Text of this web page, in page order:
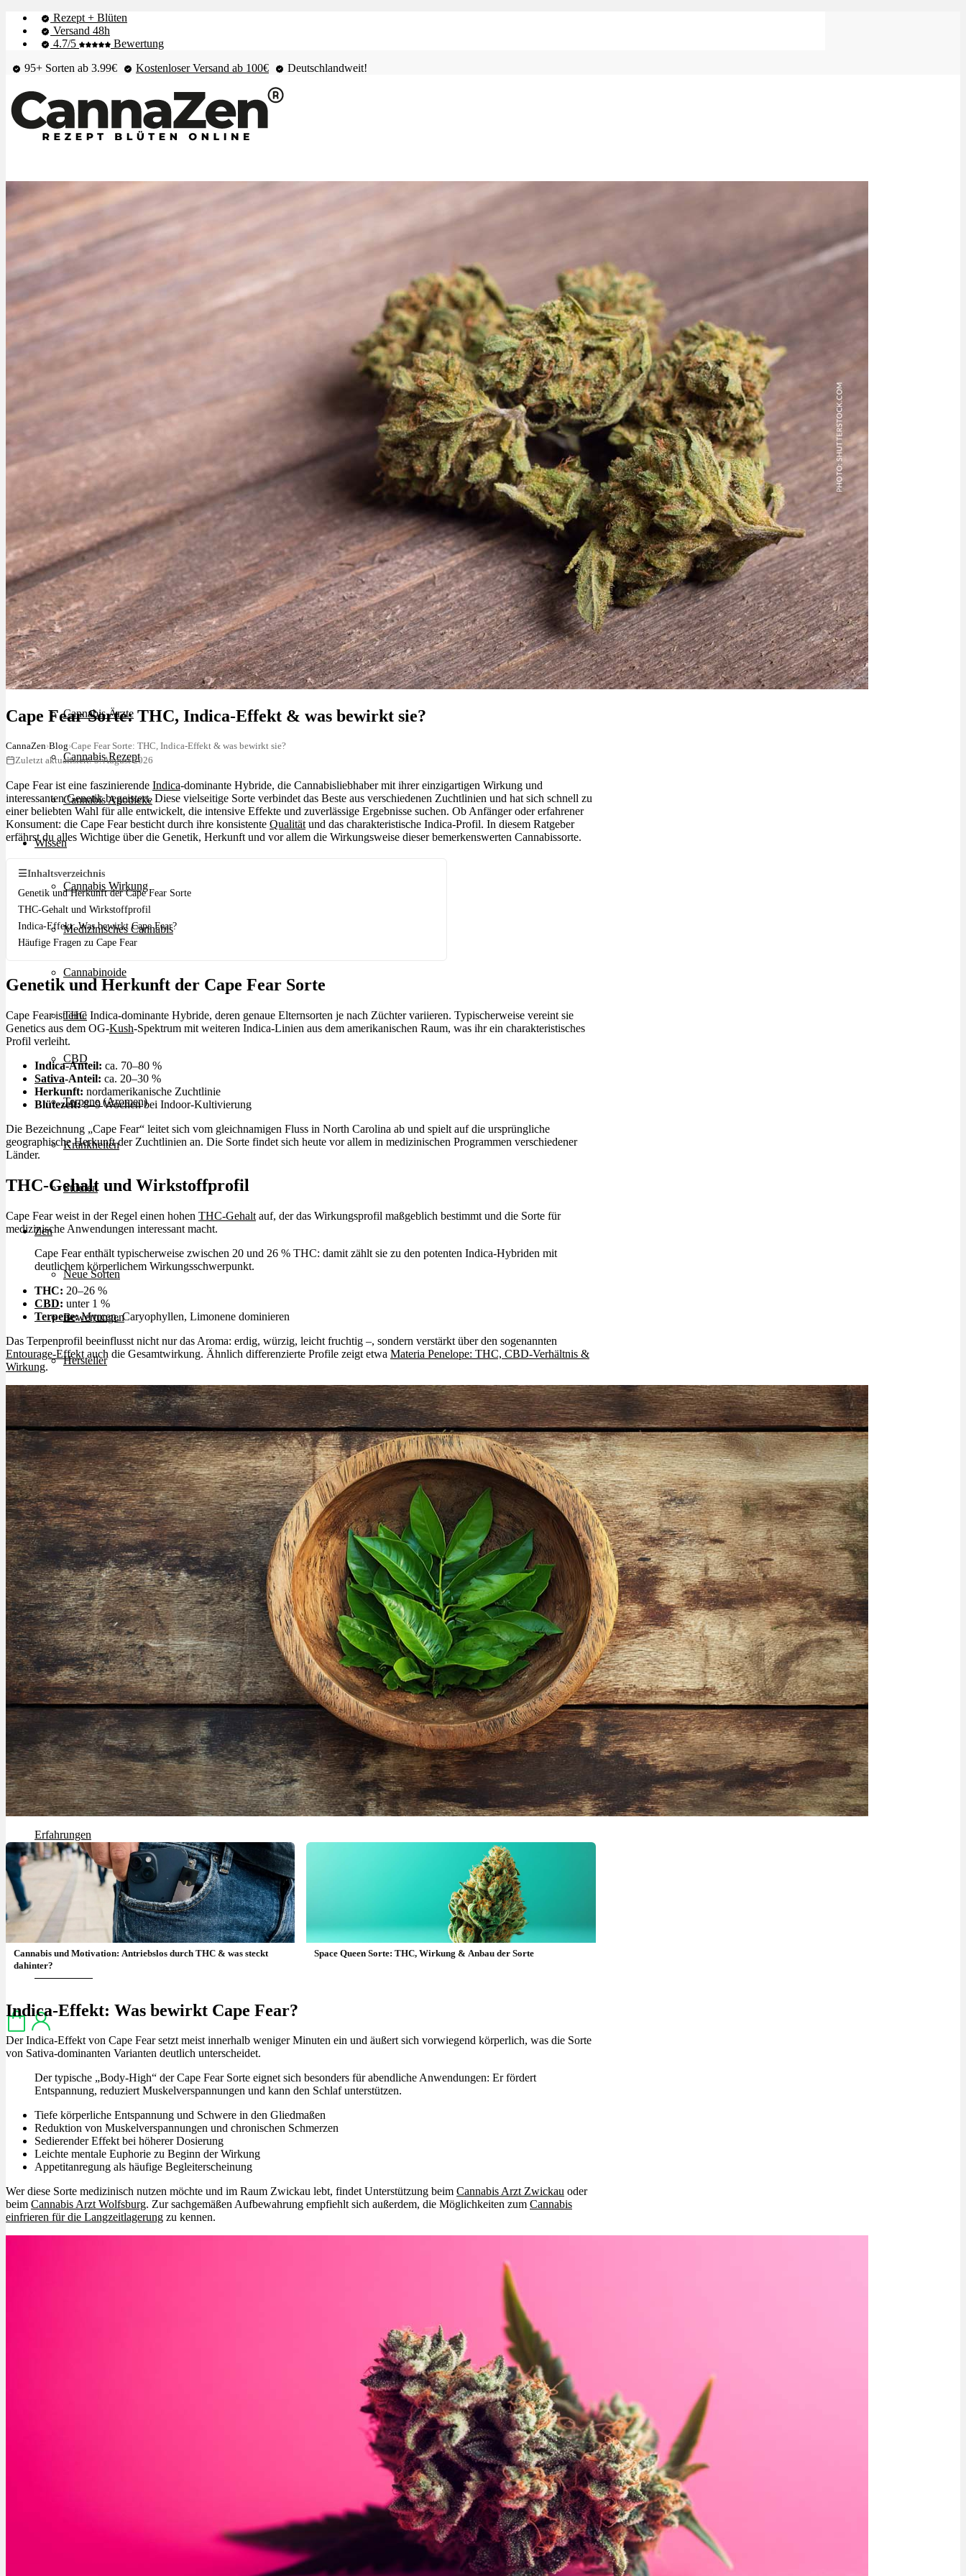
Rezept + Blüten
Versand 48h
4.7/5
Bewertung
95+ Sorten ab 3.99€
Kostenloser Versand ab 100€ Deutschlandweit!
Shop & Live-Bestand
Extrakte
Ablauf
Chronische Schmerzen
Angststörungen
Chronische Migräne
Depressionen
Schlafstörungen
Cannabis Ärzte
Cannabis Rezept
Cannabis Apotheke
Wissen
Cannabis Wirkung
Medizinisches Cannabis
Cannabinoide
THC
CBD
Terpene (Aromen)
Krankheiten
Studien
Zen
Neue Sorten
Bewertungen
Hersteller
News
App
Newsletter
Services
Ärzte Service
Rezept Service
Apotheken Service
Lieferung
Cannabis Karte
Zen TV
Erfahrungen
Cape Fear Sorte: THC, Indica-Effekt & was bewirkt sie?
CannaZen›Blog›Cape Fear Sorte: THC, Indica-Effekt & was bewirkt sie?
Zuletzt aktualisiert: 5. August 2026
Cape Fear ist eine faszinierende Indica-dominante Hybride, die Cannabisliebhaber mit ihrer einzigartigen Wirkung und
interessanten Genetik begeistert. Diese vielseitige Sorte verbindet das Beste aus verschiedenen Zuchtlinien und hat sich schnell zu
einer beliebten Wahl für alle entwickelt, die intensive Effekte und zuverlässige Ergebnisse suchen. Ob Anfänger oder erfahrener
Konsument: die Cape Fear besticht durch ihre konsistente Qualität und das charakteristische Indica-Profil. In diesem Ratgeber
erfährst du alles Wichtige über die Genetik, Herkunft und vor allem die Wirkungsweise dieser bemerkenswerten Cannabissorte.
☰Inhaltsverzeichnis
Genetik und Herkunft der Cape Fear Sorte
THC-Gehalt und Wirkstoffprofil
Indica-Effekt: Was bewirkt Cape Fear?
Häufige Fragen zu Cape Fear
Genetik und Herkunft der Cape Fear Sorte
Cape Fear ist eine Indica-dominante Hybride, deren genaue Elternsorten je nach Züchter variieren. Typischerweise vereint sie
Genetics aus dem OG-Kush-Spektrum mit weiteren Indica-Linien aus dem amerikanischen Raum, was ihr ein charakteristisches
Profil verleiht.
Indica-Anteil: ca. 70–80 %
Sativa-Anteil: ca. 20–30 %
Herkunft: nordamerikanische Zuchtlinie
Blütezeit:8–9 Wochen bei Indoor-Kultivierung
Die Bezeichnung „Cape Fear“ leitet sich vom gleichnamigen Fluss in North Carolina ab und spielt auf die ursprüngliche
geographische Herkunft der Zuchtlinien an. Die Sorte findet sich heute vor allem in medizinischen Programmen verschiedener
Länder.
THC-Gehalt und Wirkstoffprofil
Cape Fear weist in der Regel einen hohen THC-Gehalt auf, der das Wirkungsprofil maßgeblich bestimmt und die Sorte für
medizinische Anwendungen interessant macht.
Cape Fear enthält typischerweise zwischen 20 und 26 % THC: damit zählt sie zu den potenten Indica-Hybriden mit
deutlichem körperlichem Wirkungsschwerpunkt.
THC: 20–26 %
CBD: unter 1 %
Terpene: Myrcen, Caryophyllen, Limonene dominieren
Das Terpenprofil beeinflusst nicht nur das Aroma: erdig, würzig, leicht fruchtig –, sondern verstärkt über den sogenannten
Entourage-Effekt auch die Gesamtwirkung. Ähnlich differenzierte Profile zeigt etwa Materia Penelope: THC, CBD-Verhältnis &
Wirkung.
Cannabis und Motivation: Antriebslos durch THC & was steckt
dahinter?
Space Queen Sorte: THC, Wirkung & Anbau der Sorte
Indica-Effekt: Was bewirkt Cape Fear?
Der Indica-Effekt von Cape Fear setzt meist innerhalb weniger Minuten ein und äußert sich vorwiegend körperlich, was die Sorte
von Sativa-dominanten Varianten deutlich unterscheidet.
Der typische „Body-High“ der Cape Fear Sorte eignet sich besonders für abendliche Anwendungen: Er fördert
Entspannung, reduziert Muskelverspannungen und kann den Schlaf unterstützen.
Tiefe körperliche Entspannung und Schwere in den Gliedmaßen
Reduktion von Muskelverspannungen und chronischen Schmerzen
Sedierender Effekt bei höherer Dosierung
Leichte mentale Euphorie zu Beginn der Wirkung
Appetitanregung als häufige Begleiterscheinung
Wer diese Sorte medizinisch nutzen möchte und im Raum Zwickau lebt, findet Unterstützung beim Cannabis Arzt Zwickau oder
beim Cannabis Arzt Wolfsburg. Zur sachgemäßen Aufbewahrung empfiehlt sich außerdem, die Möglichkeiten zum Cannabis
einfrieren für die Langzeitlagerung zu kennen.